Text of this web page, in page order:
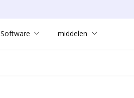
Software middelen